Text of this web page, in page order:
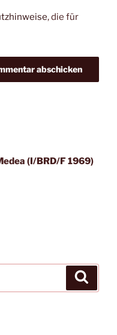
, die für
(I/BRD/F 1969)